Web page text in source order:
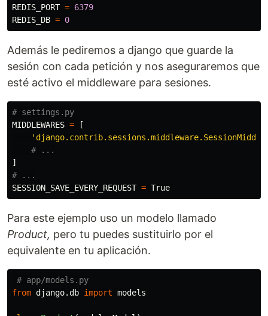
REDIS_PORT = 6379
REDIS_DB = 0
Además le pediremos a django que guarde la
sesión con cada petición y nos aseguraremos que
esté activo el middleware para sesiones.
MIDDLEWARES =
[
'
]
SESSION_SAVE_EVERY_REQUEST = True
Para este ejemplo uso un modelo llamado
Product, pero tu puedes sustituirlo por el
equivalente en tu aplicación.
from django.db import models